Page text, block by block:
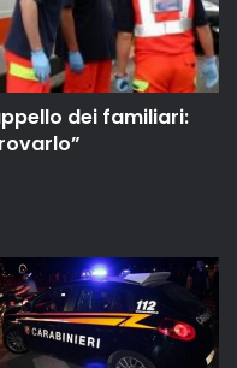
dei familiari: